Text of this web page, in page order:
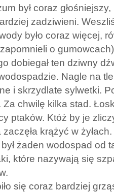
był coraz
zadziwieni.
było coraz więcej,
o
dobiegał ten dziwny
Nagle na
i skrzydlate sylwetki.
chwilę kilka stad.
ptaków. Któż by je
krążyć w
żaden wodospad od
które nazywają się
się coraz bardziej